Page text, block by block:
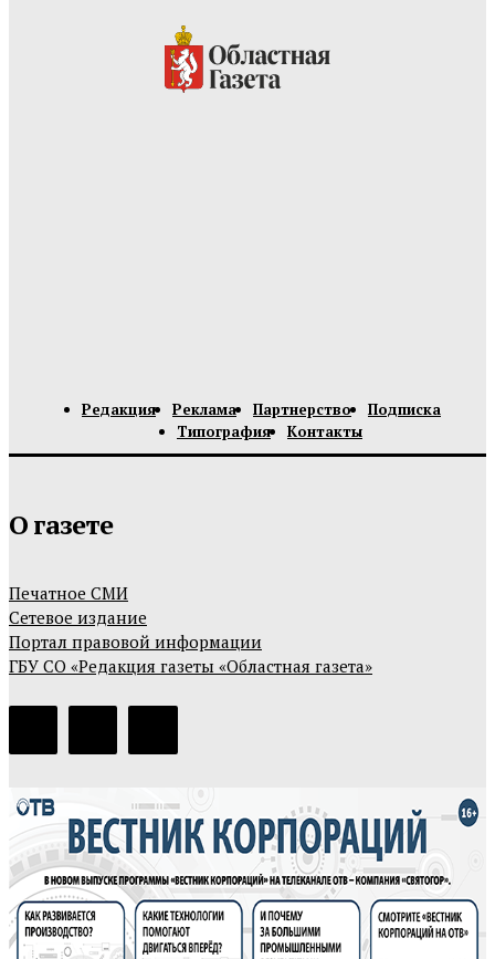
Редакция Реклама Партнерство
Подписка
Типография
Контакты
О газете
Печатное СМИ
Сетевое издание
Портал правовой информации
ГБУ СО «Редакция газеты «Областная газета»